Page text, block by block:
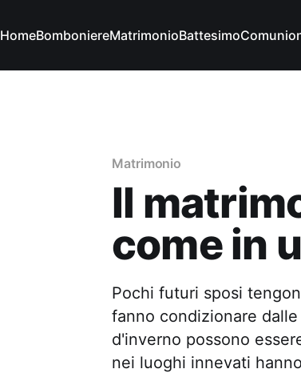
HomeBomboniereMatrimonioBattesimo
Matrimonio
Il
come in
Pochi futuri sposi
fanno condizionare
d'inverno possono
nei luoghi innevati